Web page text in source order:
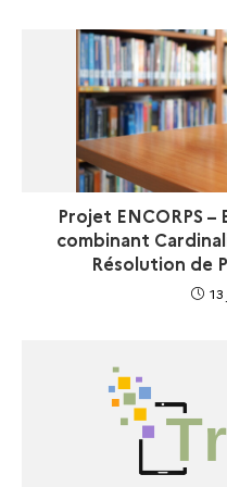
Projet ENCORPS
combinant
Résolution de